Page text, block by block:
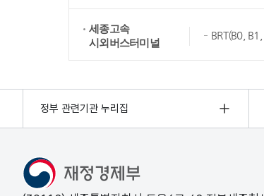
세종고속
시외버스터미널
BRT(B0,
정부 관련기관 누리집